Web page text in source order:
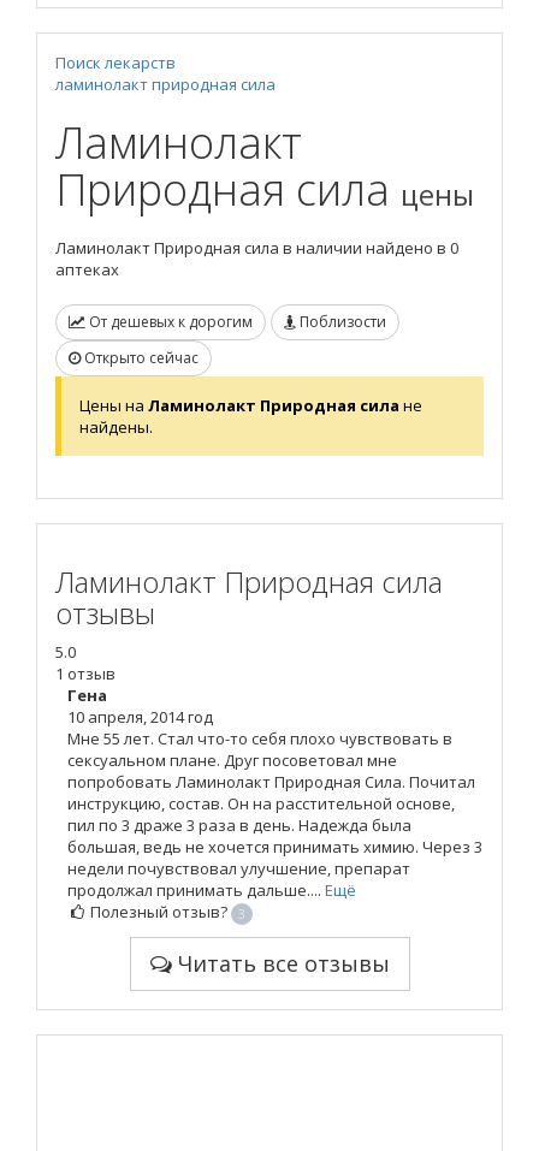
Поиск лекарств
ламинолакт природная сила
Ламинолакт
Природная сила цены
Ламинолакт Природная сила в наличии найдено в 0
аптеках
От дешевых к дорогим
Поблизости
Открыто сейчас
Цены на Ламинолакт Природная сила не
найдены.
Ламинолакт Природная сила
отзывы
5.0
1 отзыв
Гена
10 апреля, 2014 год
Мне 55 лет. Стал что-то себя плохо чувствовать в
сексуальном плане. Друг посоветовал мне
попробовать Ламинолакт Природная Сила. Почитал
инструкцию, состав. Он на расстительной основе,
пил по 3 драже 3 раза в день. Надежда была
большая, ведь не хочется принимать химию. Через 3
недели почувствовал улучшение, препарат
продолжал принимать дальше.... Ещё
Полезный отзыв? 3
Читать все отзывы